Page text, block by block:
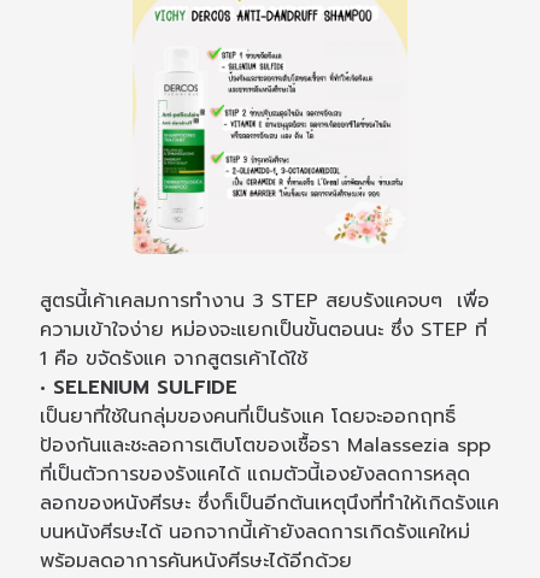
สูตรนี้เค้าเคลมการทำงาน 3 STEP สยบรังแคจบๆ เพื่อ
ความเข้าใจง่าย หม่องจะแยกเป็นขั้นตอนนะ ซึ่ง STEP ที่
1 คือ ขจัดรังแค จากสูตรเค้าได้ใช้
• SELENIUM SULFIDE
เป็นยาที่ใช้ในกลุ่มของคนที่เป็นรังแค โดยจะออกฤทธิ์
ป้องกันและชะลอการเติบโตของเชื้อรา Malassezia spp
ที่เป็นตัวการของรังแคได้ แถมตัวนี้เองยังลดการหลุด
ลอกของหนังศีรษะ ซึ่งก็เป็นอีกต้นเหตุนึงที่ทำให้เกิดรังแค
บนหนังศีรษะได้ นอกจากนี้เค้ายังลดการเกิดรังแคใหม่
พร้อมลดอาการคันหนังศีรษะได้อีกด้วย